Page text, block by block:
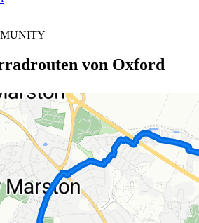
von Oxford